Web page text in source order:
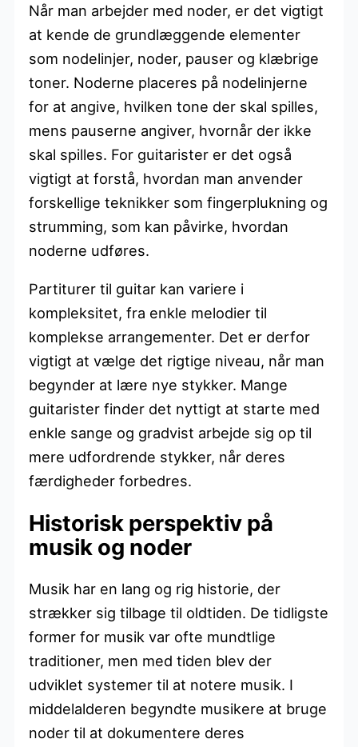
Når man arbejder med noder, er det vigtigt
at kende de grundlæggende elementer
som nodelinjer, noder, pauser og klæbrige
toner. Noderne placeres på nodelinjerne
for at angive, hvilken tone der skal spilles,
mens pauserne angiver, hvornår der ikke
skal spilles. For guitarister er det også
vigtigt at forstå, hvordan man anvender
forskellige teknikker som fingerplukning og
strumming, som kan påvirke, hvordan
noderne udføres.
Partiturer til guitar kan variere i
kompleksitet, fra enkle melodier til
komplekse arrangementer. Det er derfor
vigtigt at vælge det rigtige niveau, når man
begynder at lære nye stykker. Mange
guitarister finder det nyttigt at starte med
enkle sange og gradvist arbejde sig op til
mere udfordrende stykker, når deres
færdigheder forbedres.
Historisk perspektiv på
musik og noder
Musik har en lang og rig historie, der
strækker sig tilbage til oldtiden. De tidligste
former for musik var ofte mundtlige
traditioner, men med tiden blev der
udviklet systemer til at notere musik. I
middelalderen begyndte musikere at bruge
noder til at dokumentere deres